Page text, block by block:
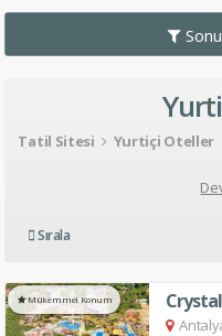
Tatil Sitesi Yurtiçi Oteller
Mükemmel Konum